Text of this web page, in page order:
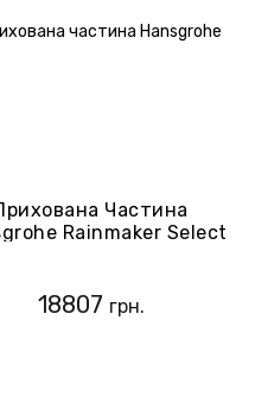
Частина
Rainmaker Select
18807 грн.